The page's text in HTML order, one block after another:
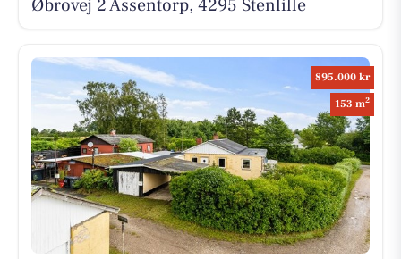
Øbrovej 2 Assentorp, 4295 Stenlille
895.000 kr
153 m2